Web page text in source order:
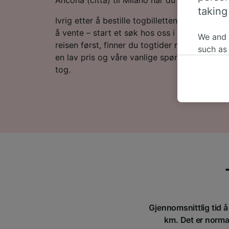
Ivrig etter å bestille togbillettene dine til
å vente – start et søk hos oss i dag! Hvis du
reisen først, finner du togtider nedenfor,
en lav pris og våre vanlige spørsmål,
tog.
Gjennomsnittlig tid
km. Det er
We
such
where